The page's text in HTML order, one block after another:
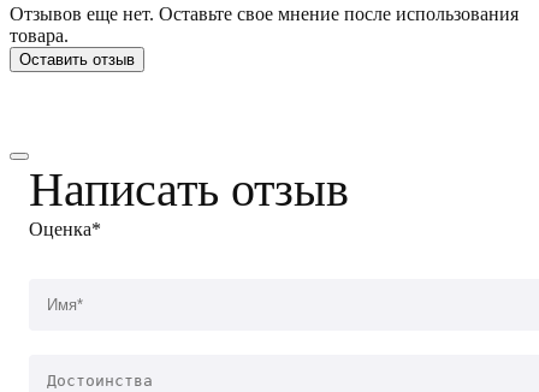
Отзывов еще нет. Оставьте свое мнение после использования
товара.
Оставить отзыв
Написать отзыв
Оценка*